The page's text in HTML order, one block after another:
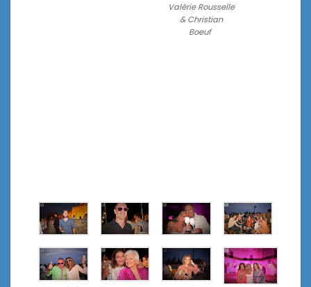
Valérie Rousselle
& Christian
Boeuf